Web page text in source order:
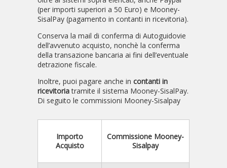
(per importi superiori a 50 Euro) e Mooney-
SisalPay (pagamento in contanti in ricevitoria).
Conserva la mail di conferma di Autoguidovie
dell’avvenuto acquisto, nonchè la conferma
della transazione bancaria ai fini dell’eventuale
detrazione fiscale.
Inoltre, puoi pagare anche in contanti in
ricevitoriatramite il sistema Mooney-SisalPay.
Di seguito le commissioni Mooney-Sisalpay
Importo
Acquisto
Commissione Mooney-
Sisalpay